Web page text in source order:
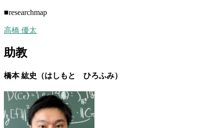
■researchmap
高橋 優太
助教
橋本 紘史（はしもと ひろふみ）